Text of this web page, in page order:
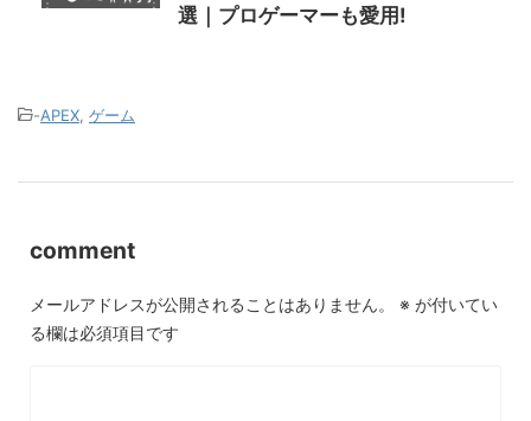
選｜プロゲーマーも愛用!
-APEX ゲーム
comment
メールアドレスが公開されることはありません。 ※ が付いてい
る欄は必須項目です